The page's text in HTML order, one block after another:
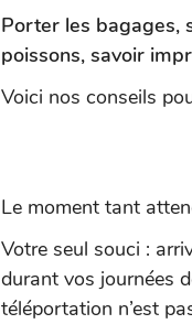
Porter les bagages,
poissons, savoir
Voici nos conseils
Le moment tant
Votre seul souci :
durant vos journées
téléportation n’est